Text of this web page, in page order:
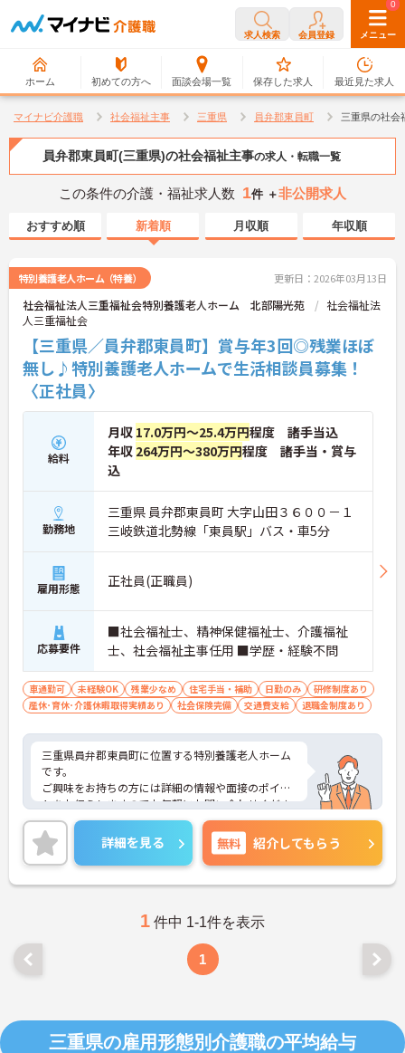
求人検索 会員登録 メニュー
ホーム 初めての方へ 面談会場一覧
0
保存した求人
0
最近見た求人
マイナビ介護職 社会福祉主事 三重県 員弁郡東員町 三重県の社会
員弁郡東員町(三重県)の社会福祉主事の求人・転職一覧
この条件の介護・福祉求人数 1件 ＋非公開求人
おすすめ順 新着順 月収順 年収順
特別養護老人ホーム（特養） 更新日：2026年03月13日
社会福祉法人三重福祉会特別養護老人ホーム 北部陽光苑
社会福祉法
人三重福祉会
【三重県／員弁郡東員町】賞与年3回◎残業ほぼ
無し♪特別養護老人ホームで生活相談員募集！
〈正社員〉
給料
月収 17.0万円～25.4万円程度 諸手当込
年収 264万円～380万円程度 諸手当・賞与
込
勤務地
三重県 員弁郡東員町 大字山田３６００－１
三岐鉄道北勢線「東員駅」バス・車5分
雇用形態 正社員(正職員)
応募要件
■社会福祉士、精神保健福祉士、介護福祉
士、社会福祉主事任用 ■学歴・経験不問
車通勤可 未経験OK 残業少なめ 住宅手当・補助 日勤のみ
研修制度あり
産休･育休･介護休暇取得実績あり
社会保険完備 交通費支給 退職金制度あり
三重県員弁郡東員町に位置する特別養護老人ホーム
です。
ご興味をお持ちの方には詳細の情報や面接のポイン
トをお伝えしますのでお気軽にお問い合わせくださ
いませ。
詳細を見る 無料 紹介してもらう
1 件中 1-1件を表示
1
三重県の雇用形態別介護職の平均給与